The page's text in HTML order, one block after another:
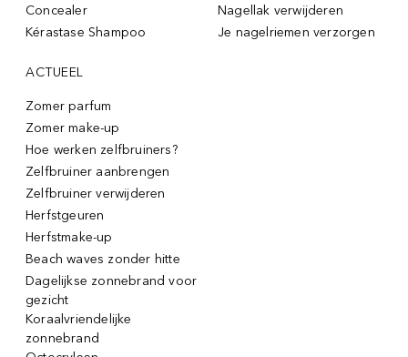
Concealer
Kérastase Shampoo
Nagellak verwijderen
Je nagelriemen verzorgen
ACTUEEL
Zomer parfum
Zomer make-up
Hoe werken zelfbruiners?
Zelfbruiner aanbrengen
Zelfbruiner verwijderen
Herfstgeuren
Herfstmake-up
Beach waves zonder hitte
Dagelijkse zonnebrand voor
gezicht
Koraalvriendelijke
zonnebrand